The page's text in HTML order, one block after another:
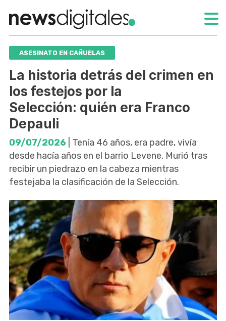
ASESINATO EN CAÑUELAS
La historia detrás del crimen en
los festejos por la
Selección: quién era Franco
Depauli
09/07/2026 | Tenía 46 años, era padre, vivía
desde hacía años en el barrio Levene. Murió tras
recibir un piedrazo en la cabeza mientras
festejaba la clasificación de la Selección.